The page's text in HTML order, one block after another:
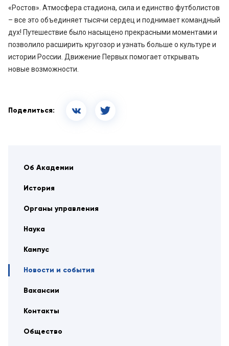
Об Академии
История
Органы управления
Наука
Кампус
Новости и события
Вакансии
Контакты
Общество
«Ростов». Атмосфера стадиона, сила и единство футболистов
– все это объединяет тысячи сердец и поднимает командный
дух! Путешествие было насыщено прекрасными моментами и
позволило расширить кругозор и узнать больше о культуре и
истории России. Движение Первых помогает открывать
новые возможности.
Поделиться: